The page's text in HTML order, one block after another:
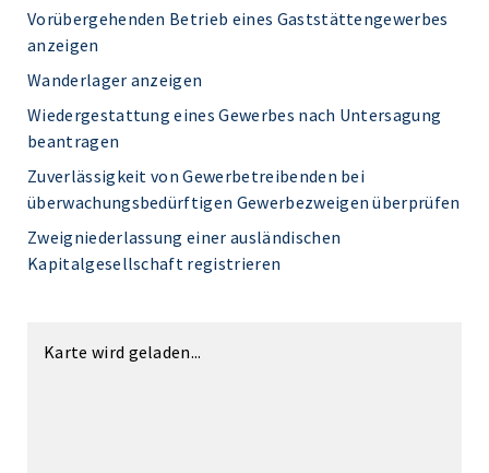
Vorübergehenden Betrieb eines Gaststättengewerbes
anzeigen
Wanderlager anzeigen
Wiedergestattung eines Gewerbes nach Untersagung
beantragen
Zuverlässigkeit von Gewerbetreibenden bei
überwachungsbedürftigen Gewerbezweigen überprüfen
Zweigniederlassung einer ausländischen
Kapitalgesellschaft registrieren
Karte wird geladen...